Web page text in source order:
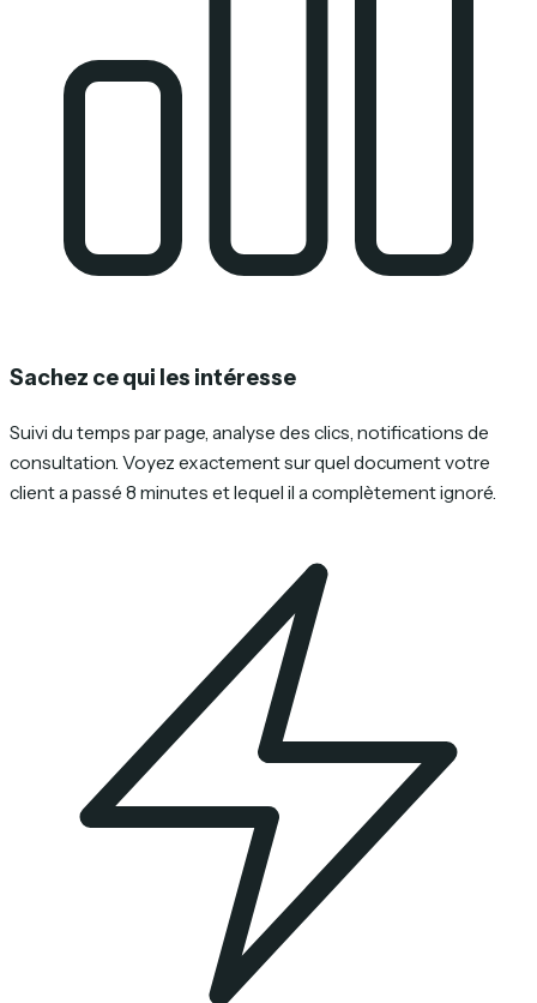
Sachez ce qui les intéresse
Suivi du temps par page, analyse des clics, notifications de
consultation. Voyez exactement sur quel document votre
client a passé 8 minutes et lequel il a complètement ignoré.